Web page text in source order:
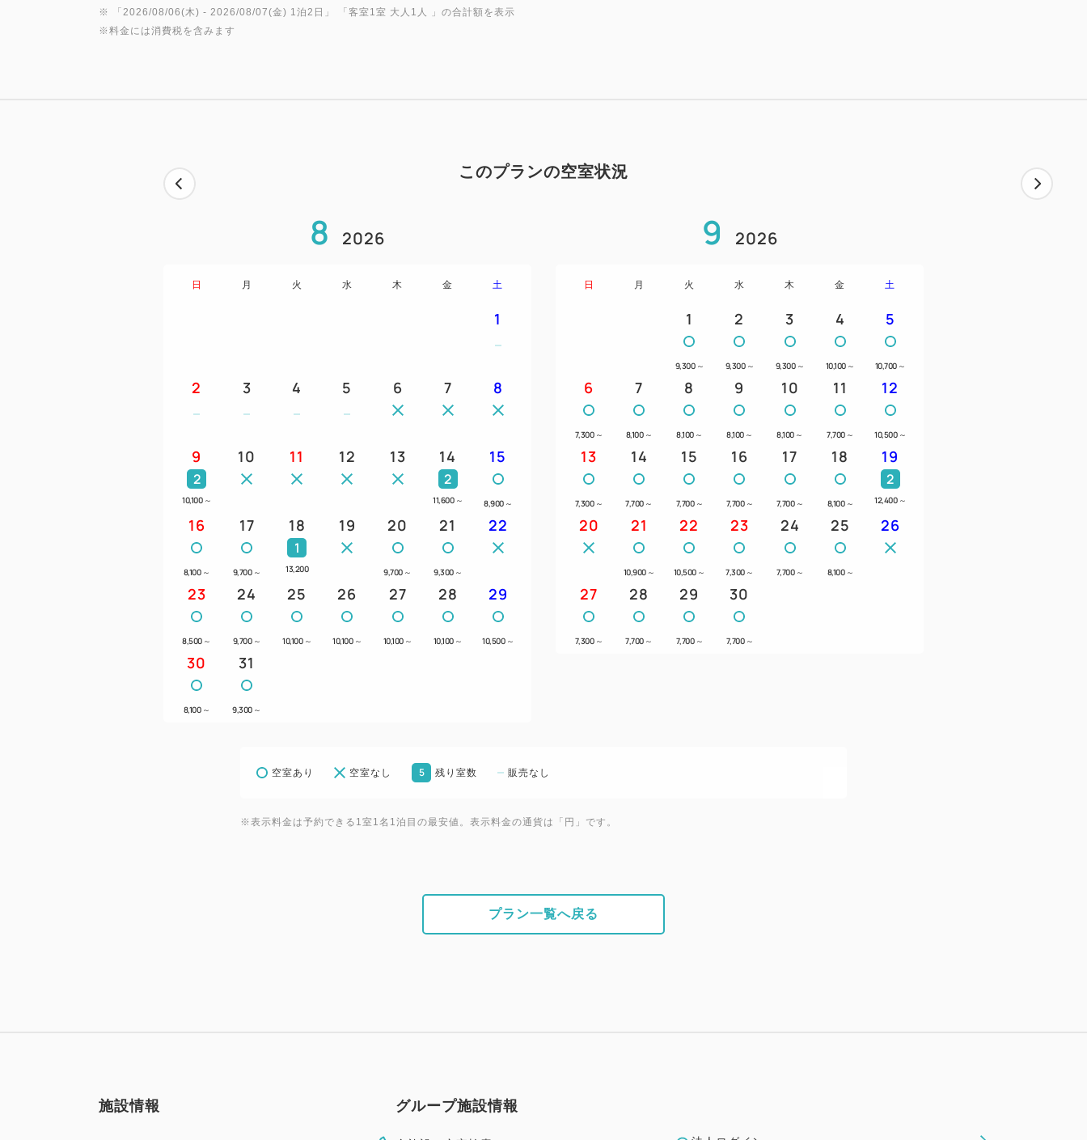
●1Fサロンでゆっくりとお楽しみいただけるウェルカムドリンクを、１５
●コミック１０００冊・無料マッサージチェア・パソコン・喫煙ブース完
（熊本駅からはＪＲで約１０分！新幹線からの乗り換えも便利）
●市電「新水前寺駅前」電停より徒歩約３分（市街地へは市電で約１２
※ 「 2026/08/06(木) - 2026/08/07(金) 1泊2日 」 「 客室1室 大人1人
」の合計額を表示
※料金には消費税を含みます
このプランの空室状況
8 2026
日 月 火 水 木 金 土
1
2 3 4 5 6 7 8
9
2
10,100 ～
10 11 12 13 14
2
11,600 ～
15
8,900 ～
16
8,100 ～
17
9,700 ～
18
1
13,200
19 20
9,700 ～
21
9,300 ～
22
23
8,500 ～
24
9,700 ～
25
10,100 ～
26
10,100 ～
27
10,100 ～
28
10,100 ～
29
10,500 ～
30
8,100 ～
31
9,300 ～
9 2026
日 月 火 水 木 金 土
1
9,300 ～
2
9,300 ～
3
9,300 ～
4
10,100 ～
5
10,700 ～
6
7,300 ～
7
8,100 ～
8
8,100 ～
9
8,100 ～
10
8,100 ～
11
7,700 ～
12
10,500 ～
13
7,300 ～
14
7,700 ～
15
7,700 ～
16
7,700 ～
17
7,700 ～
18
8,100 ～
19
2
12,400 ～
20 21
10,900 ～
22
10,500 ～
23
7,300 ～
24
7,700 ～
25
8,100 ～
26
27
7,300 ～
28
7,700 ～
29
7,700 ～
30
7,700 ～
空室あり 空室なし 5 残り室数 販売なし
※表示料金は予約できる1室1名1泊目の最安値。表示料金の通貨は「円」です。
プラン一覧へ戻る
施設情報 グループ施設情報